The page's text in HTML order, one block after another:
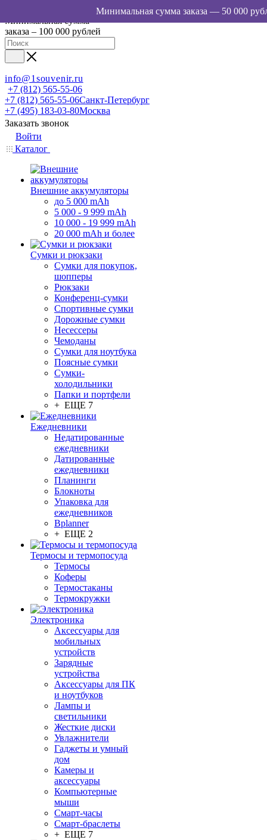
Минимальная сумма
заказа – 100 000 рублей
info@1souvenir.ru
+7 (812) 565-55-06
+7 (812) 565-55-06Санкт-Петербург
+7 (495) 183-03-80Москва
Заказать звонок
Войти
Каталог
Внешние аккумуляторы
до 5 000 mAh
5 000 - 9 999 mAh
10 000 - 19 999 mAh
20 000 mAh и более
Сумки и рюкзаки
Сумки для покупок,
шопперы
Рюкзаки
Конференц-сумки
Спортивные сумки
Дорожные сумки
Несессеры
Чемоданы
Сумки для ноутбука
Поясные сумки
Сумки-
холодильники
Папки и портфели
+ ЕЩЕ 7
Ежедневники
Недатированные
ежедневники
Датированные
ежедневники
Планинги
Блокноты
Упаковка для
ежедневников
Bplanner
+ ЕЩЕ 2
Термосы и термопосуда
Термосы
Коферы
Термостаканы
Термокружки
Электроника
Аксессуары для
мобильных
устройств
Зарядные
устройства
Аксессуары для ПК
и ноутбуков
Лампы и
светильники
Жесткие диски
Увлажнители
Гаджеты и умный
дом
Камеры и
аксессуары
Компьютерные
мыши
Смарт-часы
Смарт-браслеты
+ ЕЩЕ 7